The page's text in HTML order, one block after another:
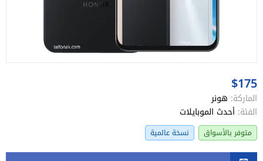
$175
الماركة: هونر
الفئة: أحدث الموبايلات
متوفر بالأسواق نسخة عالمية